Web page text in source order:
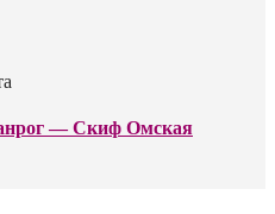
— Скиф Омская